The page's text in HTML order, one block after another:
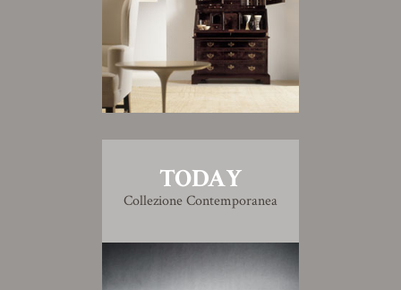
TODAY
Collezione Contemporanea